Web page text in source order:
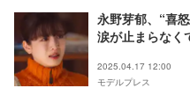
永野芽郁、“喜
涙が止まらなく
2025.04.17 12:00
モデルプレス